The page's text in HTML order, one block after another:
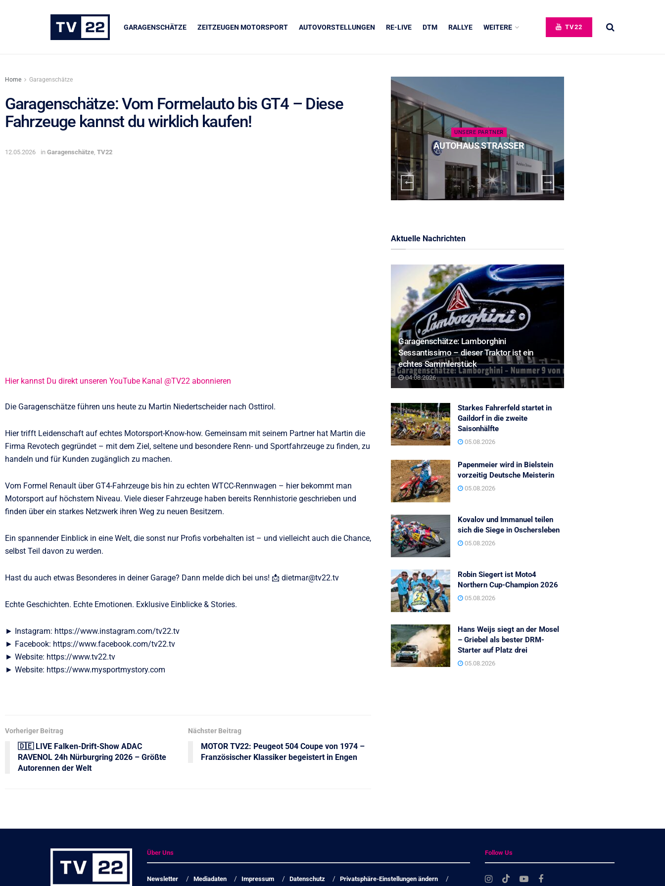
GARAGENSCHÄTZE ZEITZEUGEN MOTORSPORT AUTOVORSTELLUNGEN RE-LIVE DTM RALLYE WEITERE TV22
Home Garagenschätze
Garagenschätze: Vom Formelauto bis GT4 – Diese
Fahrzeuge kannst du wirklich kaufen!
12.05.2026 in Garagenschätze, TV22
Hier kannst Du direkt unseren YouTube Kanal @TV22 abonnieren
Die Garagenschätze führen uns heute zu Martin Niedertscheider nach Osttirol.
Hier trifft Leidenschaft auf echtes Motorsport-Know-how. Gemeinsam mit seinem Partner hat Martin die
Firma Revotech gegründet – mit dem Ziel, seltene und besondere Renn- und Sportfahrzeuge zu finden, zu
handeln und für Kunden zugänglich zu machen.
Vom Formel Renault über GT4-Fahrzeuge bis hin zu echten WTCC-Rennwagen – hier bekommt man
Motorsport auf höchstem Niveau. Viele dieser Fahrzeuge haben bereits Rennhistorie geschrieben und
finden über ein starkes Netzwerk ihren Weg zu neuen Besitzern.
Ein spannender Einblick in eine Welt, die sonst nur Profis vorbehalten ist – und vielleicht auch die Chance,
selbst Teil davon zu werden.
Hast du auch etwas Besonderes in deiner Garage? Dann melde dich bei uns! 📩 dietmar@tv22.tv
Echte Geschichten. Echte Emotionen. Exklusive Einblicke & Stories.
► Instagram: https://www.instagram.com/tv22.tv
► Facebook: https://www.facebook.com/tv22.tv
► Website: https://www.tv22.tv
► Website: https://www.mysportmystory.com
Vorheriger Beitrag
🇩🇪 LIVE Falken-Drift-Show ADAC
RAVENOL 24h Nürburgring 2026 – Größte
Autorennen der Welt
Nächster Beitrag
MOTOR TV22: Peugeot 504 Coupe von 1974 –
Französischer Klassiker begeistert in Engen
UNSERE PARTNER
AUTOHAUS STRASSER
Aktuelle Nachrichten
Garagenschätze: Lamborghini
Sessantissimo – dieser Traktor ist ein
echtes Sammlerstück
04.08.2026
Starkes Fahrerfeld startet in
Gaildorf in die zweite
Saisonhälfte
05.08.2026
Papenmeier wird in Bielstein
vorzeitig Deutsche Meisterin
05.08.2026
Kovalov und Immanuel teilen
sich die Siege in Oschersleben
05.08.2026
Robin Siegert ist Moto4
Northern Cup-Champion 2026
05.08.2026
Hans Weijs siegt an der Mosel
– Griebel als bester DRM-
Starter auf Platz drei
05.08.2026
Über Uns
Newsletter Mediadaten Impressum Datenschutz Privatsphäre-Einstellungen ändern
Follow Us